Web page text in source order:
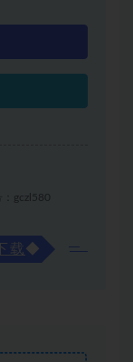
gczl580
载◆